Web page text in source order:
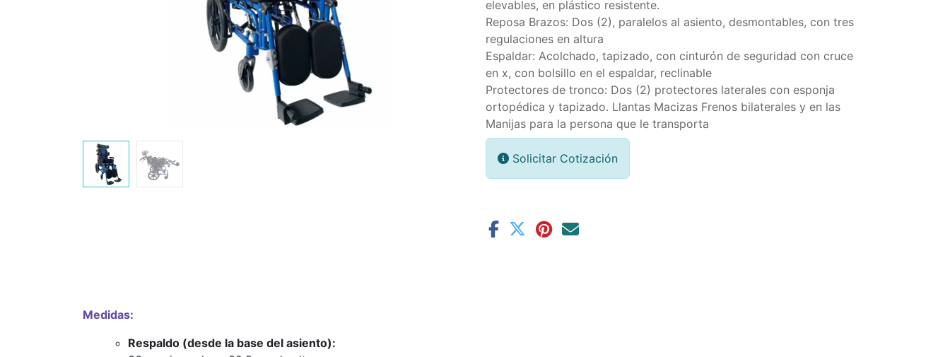
elevables, en plástico resistente.
Reposa Brazos: Dos (2), paralelos al asiento, desmontables, con tres
regulaciones en altura
Espaldar: Acolchado, tapizado, con cinturón de seguridad con cruce
en x, con bolsillo en el espaldar, reclinable
Protectores de tronco: Dos (2) protectores laterales con esponja
ortopédica y tapizado. Llantas Macizas Frenos bilaterales y en las
Manijas para la persona que le transporta
Solicitar Cotización
Medidas:
Respaldo (desde la base del asiento):